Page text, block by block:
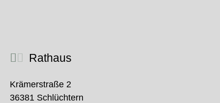
Rathaus
Krämerstraße 2
36381 Schlüchtern